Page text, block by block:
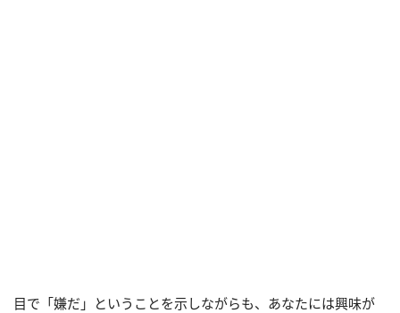
目で「嫌だ」ということを示しながらも、あなたには興味が